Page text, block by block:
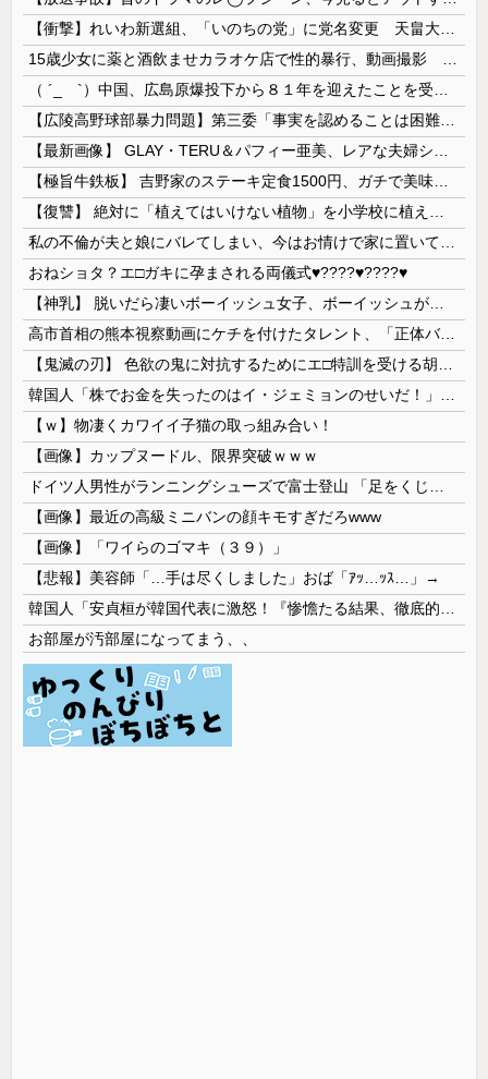
おねショタ？エ□ガキに孕まされる両儀式♥️????♥️????♥️
高市首相の熊本視察動画にケチを付けたタレント、「正体バレバレよな」と黒電話の呼び方であっさりと……
【ｗ】物凄くカワイイ子猫の取っ組み合い！
【画像】カップヌードル、限界突破ｗｗｗ
【画像】最近の高級ミニバンの顔キモすぎだろwww
【画像】「ワイらのゴマキ（３９）」
【悲報】美容師「…手は尽くしました」おば「ｱｯ…ｯｽ…」→
お部屋が汚部屋になってまう、、